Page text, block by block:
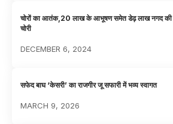
चोरों का आतंक,20 लाख के आभूषण समेत डेढ़ लाख नगद की
चोरी
DECEMBER 6, 2024
सफेद बाघ ‘केसरी’ का राजगीर जू सफारी में भव्य स्वागत
MARCH 9, 2026